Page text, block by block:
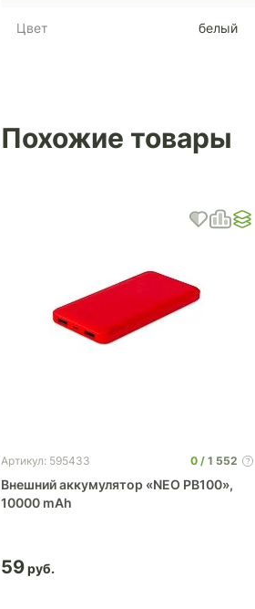
Цвет белый
Похожие товары
Артикул: 595433 0 1 552
Внешний аккумулятор «NEO PB100»,
10000 mAh
59